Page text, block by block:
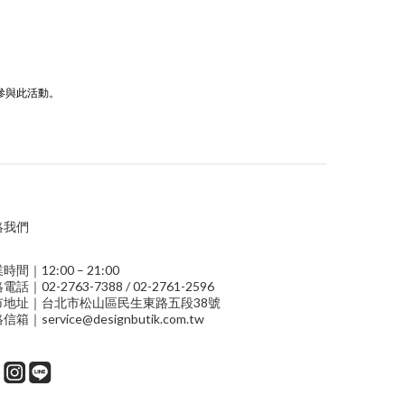
此活動。
我們
時間｜12:00 – 21:00
電話｜02-2763-7388 / 02-2761-2596
地址｜台北市松山區民生東路五段38號
信箱｜service@designbutik.com.tw